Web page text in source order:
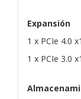
Expansión
1 x PCIe 4.0
1 x PCIe 3.0 x1